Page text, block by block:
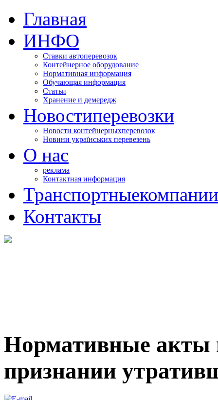
Главная
ИНФО
Ставки автоперевозок
Контейнерное оборудование
Нормативная информация
Обучающая информация
Статьи
Хранение и демередж
Новостиперевозки
Новости контейнерныхперевозок
Новини українських перевезень
О нас
реклама
Контактная информация
Транспортныекомпании
Контакты
Нормативные
признании